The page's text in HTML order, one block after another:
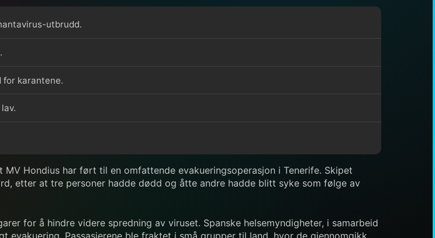
utbrudd.
for karantene.
Hondius har ført til en omfattende evakueringsoperasjon i Tenerife. Skipet
etter at tre personer hadde dødd og åtte andre hadde blitt syke som følge av
for å hindre videre spredning av viruset. Spanske helsemyndigheter, i samarbeid
evakuering. Passasjerene ble fraktet i små grupper til land, hvor de gjennomgikk